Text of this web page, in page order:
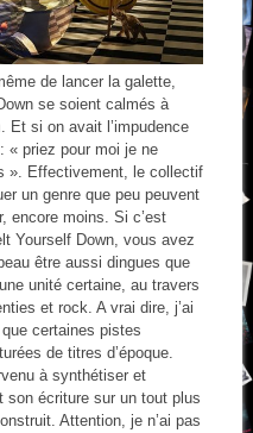
de lancer la galette,
se soient calmés à
Et si on avait l’impudence
« priez pour moi je ne
». Effectivement, le collectif
un genre que peu peuvent
encore moins. Si c’est
Yourself Down, vous avez
être aussi dingues que
unité certaine, au travers
et rock. A vrai dire, j’ai
certaines pistes
de titres d’époque.
à synthétiser et
son écriture sur un tout plus
Attention, je n’ai pas